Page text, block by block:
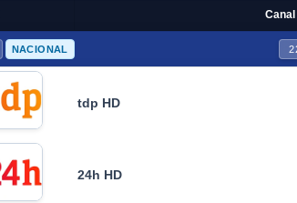
NACIONAL
tdp HD
24h HD